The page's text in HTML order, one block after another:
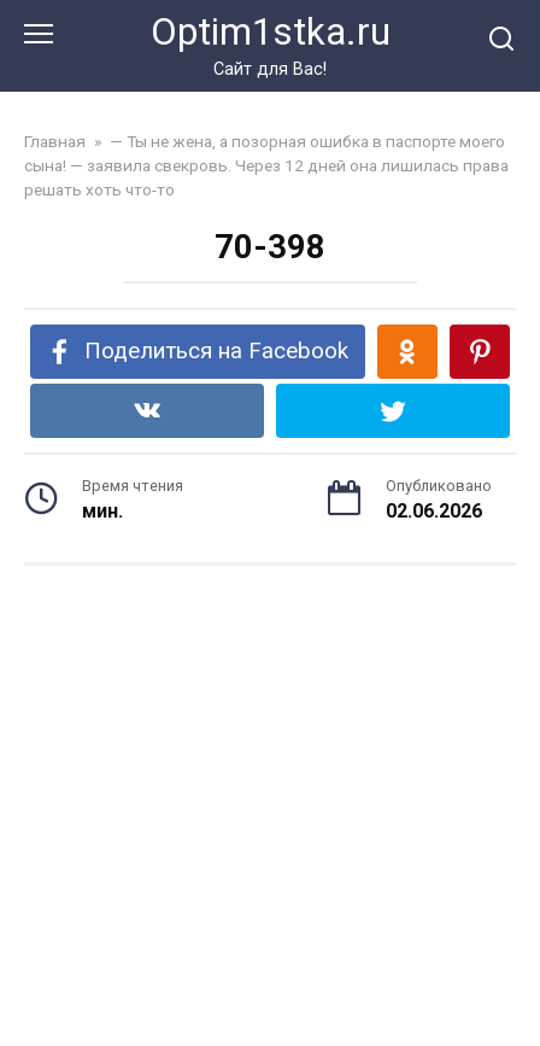
Optim1stka.ru
Сайт для Вас!
Главная » — Ты не жена, а позорная ошибка в паспорте моего
сына! — заявила свекровь. Через 12 дней она лишилась права
решать хоть что-то
70-398
Поделиться на Facebook
Время чтения
мин.
Опубликовано
02.06.2026